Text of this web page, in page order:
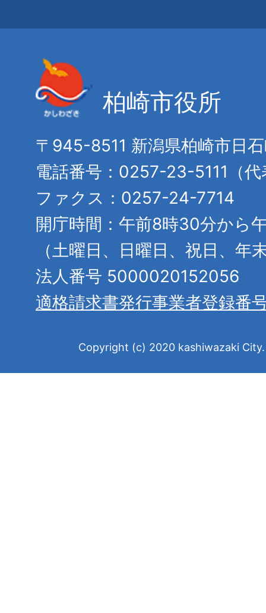
柏崎市役所
〒945-8511 新潟県柏崎市日
電話番号：0257-23-5111（代
ファクス：0257-24-7714
開庁時間：午前8時30分から
（土曜日、日曜日、祝日、年
法人番号 5000020152056
適格請求書発行事業者登録番
Copyright (c) 2020 kashiwazaki